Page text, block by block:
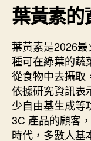
葉黃素的
葉黃素是2026
種可在綠葉的蔬
從食物中去攝取
依據研究資訊表
少自由基生成等
3C 產品的顧客
時代，多數人基